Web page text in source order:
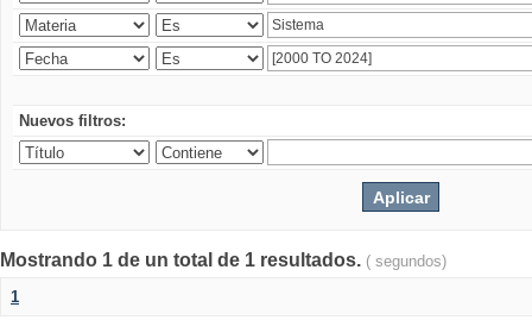
Nuevos filtros:
Mostrando 1 de un total de 1 resultados. ( segundos)
1